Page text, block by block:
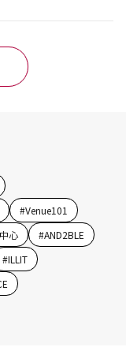
#Venue101
心 #AND2BLE
#ILLIT